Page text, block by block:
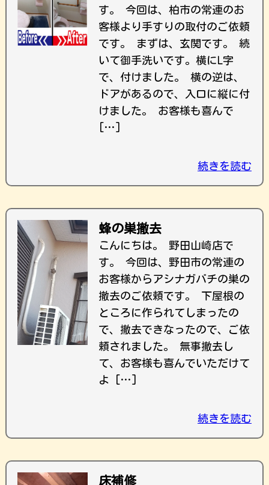
す。 今回は、柏市の常連のお
客様より手すりの取付のご依頼
です。 まずは、玄関です。 続
いて御手洗いです。横にL字
で、付けました。 横の逆は、
ドアがあるので、入口に縦に付
けました。 お客様も喜んで
[…]
続きを読む
蜂の巣撤去
こんにちは。 野田山崎店で
す。 今回は、野田市の常連の
お客様からアシナガバチの巣の
撤去のご依頼です。 下屋根の
ところに作られてしまったの
で、撤去できなったので、ご依
頼されました。 無事撤去し
て、お客様も喜んでいただけて
よ […]
続きを読む
床補修